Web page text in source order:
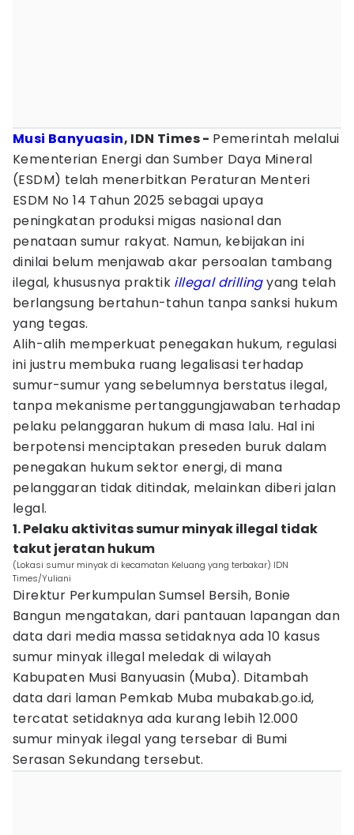
Musi Banyuasin, IDN Times - Pemerintah melalui
Kementerian Energi dan Sumber Daya Mineral
(ESDM) telah menerbitkan Peraturan Menteri
ESDM No 14 Tahun 2025 sebagai upaya
peningkatan produksi migas nasional dan
penataan sumur rakyat. Namun, kebijakan ini
dinilai belum menjawab akar persoalan tambang
ilegal, khususnya praktik illegal drillingyang telah
berlangsung bertahun-tahun tanpa sanksi hukum
yang tegas.
Alih-alih memperkuat penegakan hukum, regulasi
ini justru membuka ruang legalisasi terhadap
sumur-sumur yang sebelumnya berstatus ilegal,
tanpa mekanisme pertanggungjawaban terhadap
pelaku pelanggaran hukum di masa lalu. Hal ini
berpotensi menciptakan preseden buruk dalam
penegakan hukum sektor energi, di mana
pelanggaran tidak ditindak, melainkan diberi jalan
legal.
1. Pelaku aktivitas sumur minyak illegal tidak
takut jeratan hukum
(Lokasi sumur minyak di kecamatan Keluang yang terbakar) IDN
Times/Yuliani
Direktur Perkumpulan Sumsel Bersih, Bonie
Bangun mengatakan, dari pantauan lapangan dan
data dari media massa setidaknya ada 10 kasus
sumur minyak illegal meledak di wilayah
Kabupaten Musi Banyuasin (Muba). Ditambah
data dari laman Pemkab Muba mubakab.go.id,
tercatat setidaknya ada kurang lebih 12.000
sumur minyak ilegal yang tersebar di Bumi
Serasan Sekundang tersebut.